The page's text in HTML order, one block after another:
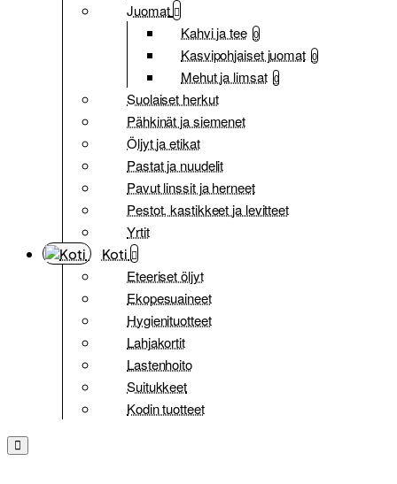
Juomat
Kahvi ja tee 0
Kasvipohjaiset juomat 0
Mehut ja limsat 0
Suolaiset herkut
Pähkinät ja siemenet
Öljyt ja etikat
Pastat ja nuudelit
Pavut linssit ja herneet
Pestot, kastikkeet ja levitteet
Yrtit
Koti
Eteeriset öljyt
Ekopesuaineet
Hygienituotteet
Lahjakortit
Lastenhoito
Suitukkeet
Kodin tuotteet